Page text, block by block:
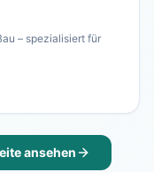
– spezialisiert für
ansehen